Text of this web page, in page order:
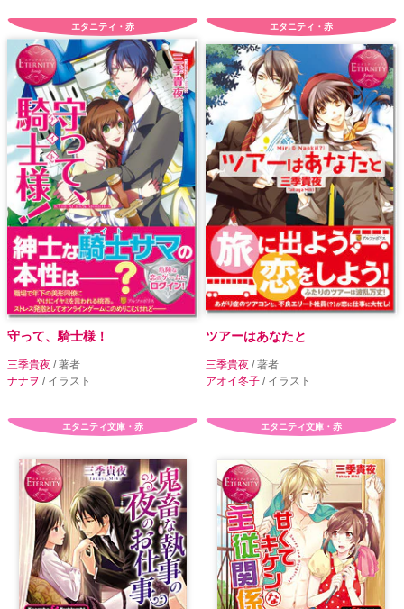
エタニティ・赤
守って、騎士様！
三季貴夜 / 著者
ナナヲ / イラスト
エタニティ・赤
ツアーはあなたと
三季貴夜 / 著者
アオイ冬子 / イラスト
エタニティ文庫・赤 エタニティ文庫・赤